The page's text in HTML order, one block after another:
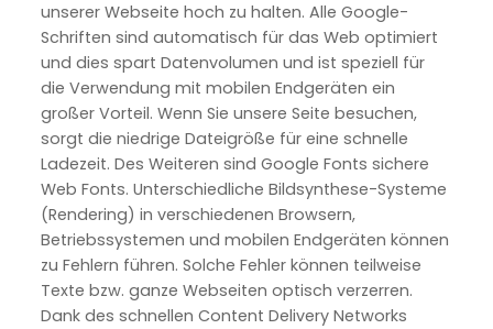
unserer Webseite hoch zu halten. Alle Google-
Schriften sind automatisch für das Web optimiert
und dies spart Datenvolumen und ist speziell für
die Verwendung mit mobilen Endgeräten ein
großer Vorteil. Wenn Sie unsere Seite besuchen,
sorgt die niedrige Dateigröße für eine schnelle
Ladezeit. Des Weiteren sind Google Fonts sichere
Web Fonts. Unterschiedliche Bildsynthese-Systeme
(Rendering) in verschiedenen Browsern,
Betriebssystemen und mobilen Endgeräten können
zu Fehlern führen. Solche Fehler können teilweise
Texte bzw. ganze Webseiten optisch verzerren.
Dank des schnellen Content Delivery Networks